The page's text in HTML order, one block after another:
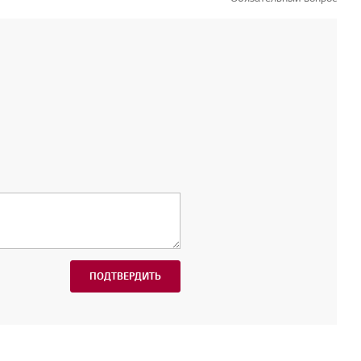
ПОДТВЕРДИТЬ